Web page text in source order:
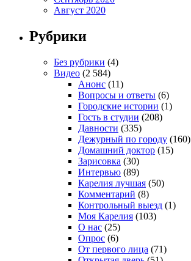
Август 2020
Рубрики
Без рубрики (4)
Видео (2 584)
Анонс (11)
Вопросы и ответы (6)
Городские истории (1)
Гость в студии (208)
Давности (335)
Дежурный по городу (160)
Домашний доктор (15)
Зарисовка (30)
Интервью (89)
Карелия лучшая (50)
Комментарий (8)
Контрольный выезд (1)
Моя Карелия (103)
О нас (25)
Опрос (6)
От первого лица (71)